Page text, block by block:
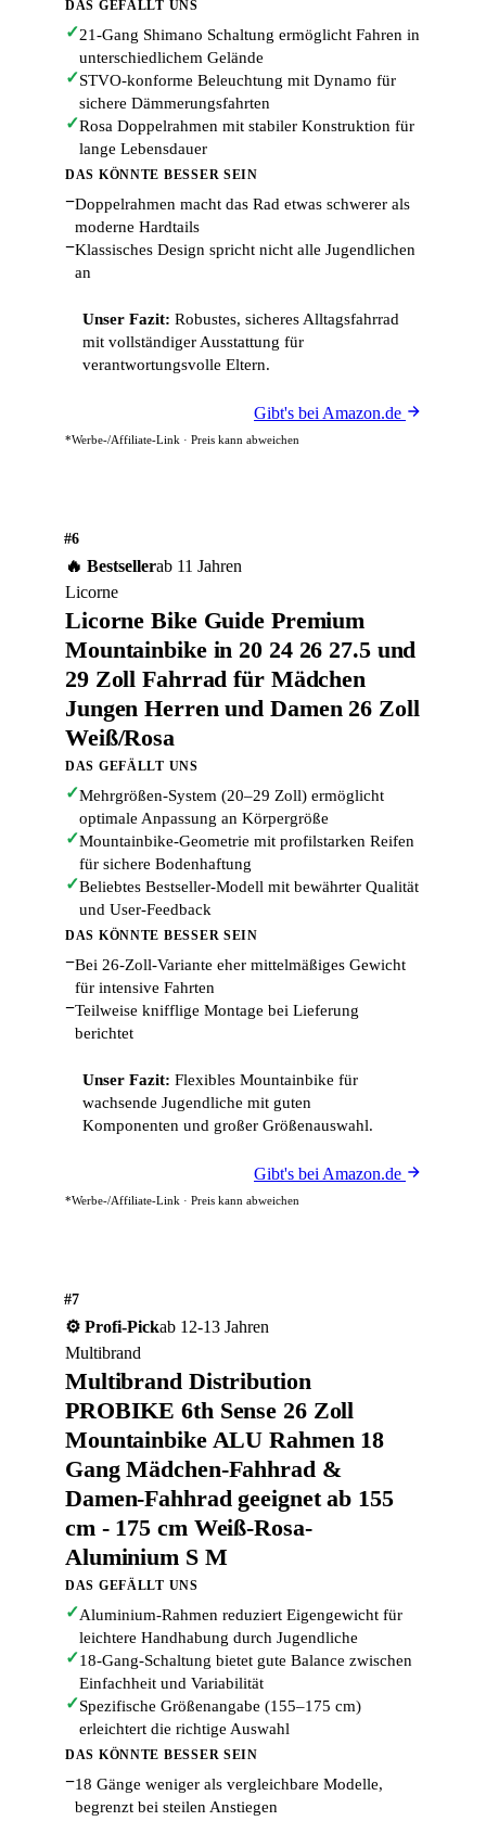
DAS GEFÄLLT UNS
✓21-Gang Shimano Schaltung ermöglicht Fahren in
unterschiedlichem Gelände
✓STVO-konforme Beleuchtung mit Dynamo für
sichere Dämmerungsfahrten
✓Rosa Doppelrahmen mit stabiler Konstruktion für
lange Lebensdauer
DAS KÖNNTE BESSER SEIN
−Doppelrahmen macht das Rad etwas schwerer als
moderne Hardtails
−Klassisches Design spricht nicht alle Jugendlichen
an
Unser Fazit: Robustes, sicheres Alltagsfahrrad
mit vollständiger Ausstattung für
verantwortungsvolle Eltern.
Gibt's bei Amazon.de
*Werbe-/Affiliate-Link · Preis kann abweichen
#6
🔥 Bestsellerab 11 Jahren
Licorne
Licorne Bike Guide Premium
Mountainbike in 20 24 26 27.5 und
29 Zoll Fahrrad für Mädchen
Jungen Herren und Damen 26 Zoll
Weiß/Rosa
DAS GEFÄLLT UNS
✓Mehrgrößen-System (20–29 Zoll) ermöglicht
optimale Anpassung an Körpergröße
✓Mountainbike-Geometrie mit profilstarken Reifen
für sichere Bodenhaftung
✓Beliebtes Bestseller-Modell mit bewährter Qualität
und User-Feedback
DAS KÖNNTE BESSER SEIN
−Bei 26-Zoll-Variante eher mittelmäßiges Gewicht
für intensive Fahrten
−Teilweise knifflige Montage bei Lieferung
berichtet
Unser Fazit: Flexibles Mountainbike für
wachsende Jugendliche mit guten
Komponenten und großer Größenauswahl.
Gibt's bei Amazon.de
*Werbe-/Affiliate-Link · Preis kann abweichen
#7
⚙️ Profi-Pickab 12-13 Jahren
Multibrand
Multibrand Distribution
PROBIKE 6th Sense 26 Zoll
Mountainbike ALU Rahmen 18
Gang Mädchen-Fahhrad &
Damen-Fahhrad geeignet ab 155
cm - 175 cm Weiß-Rosa-
Aluminium S M
DAS GEFÄLLT UNS
✓Aluminium-Rahmen reduziert Eigengewicht für
leichtere Handhabung durch Jugendliche
✓18-Gang-Schaltung bietet gute Balance zwischen
Einfachheit und Variabilität
✓Spezifische Größenangabe (155–175 cm)
erleichtert die richtige Auswahl
DAS KÖNNTE BESSER SEIN
−18 Gänge weniger als vergleichbare Modelle,
begrenzt bei steilen Anstiegen